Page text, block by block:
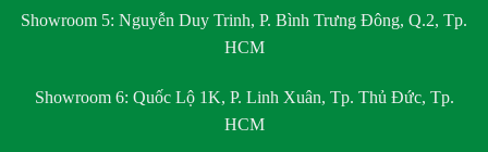
Showroom 5: Nguyễn Duy Trinh, P. Bình Trưng Đông, Q.2, Tp.
HCM
Showroom 6: Quốc Lộ 1K, P. Linh Xuân, Tp. Thủ Đức, Tp.
HCM